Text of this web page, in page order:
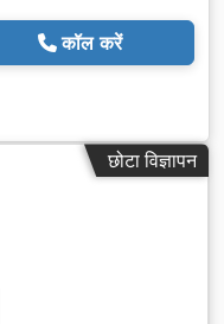
कॉल करें
छोटा विज्ञापन